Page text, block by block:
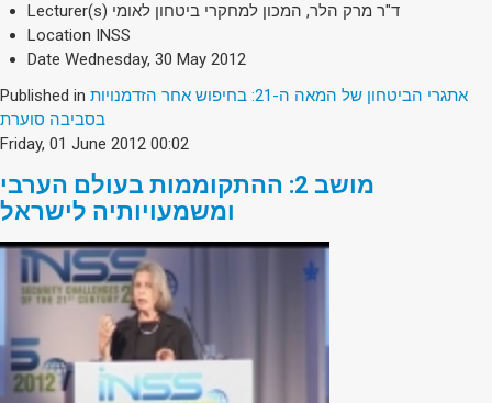
Lecturer(s) ד"ר מרק הלר, המכון למחקרי ביטחון לאומי
Location INSS
Date Wednesday, 30 May 2012
Published in אתגרי הביטחון של המאה ה-21: בחיפוש אחר הזדמנויות
בסביבה סוערת
Friday, 01 June 2012 00:02
מושב 2: ההתקוממות בעולם הערבי
ומשמעויותיה לישראל